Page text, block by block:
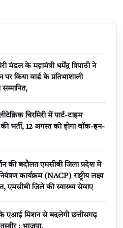
मंडल के महामंत्री धर्मेंद्र त्रिपाठी ने
किया वार्ड के प्रतिभाशाली
सम्मानित,
चिरमिरी में पार्ट-टाइम
भर्ती, 12 अगस्त को होगा वॉक-इन-
की बदौलत एमसीबी जिला प्रदेश में
कार्यक्रम (NACP) राष्ट्रीय लक्ष्य
एमसीबी जिले की स्वास्थ्य सेवाए
एआई मिशन से बदलेगी छत्तीसगढ़